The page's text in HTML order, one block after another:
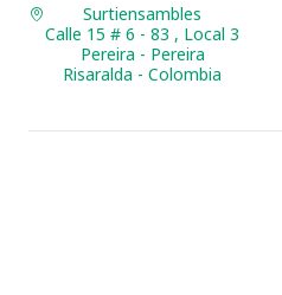
Surtiensambles
Calle 15 # 6 - 83 , Local 3
Pereira - Pereira
Risaralda - Colombia